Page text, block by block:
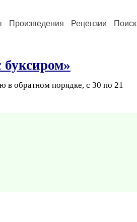
Произведения Рецензии Поиск
в обратном порядке, с 30 по 21